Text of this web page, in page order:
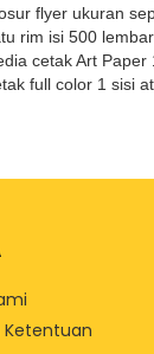
flyer ukuran
rim isi 500 lembar
cetak Art Paper
full color 1 sisi
Ketentuan